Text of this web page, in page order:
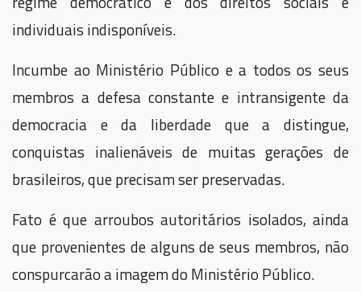
individuais indisponíveis.
Incumbe ao Ministério Público e a todos os seus
membros a defesa constante e intransigente da
democracia e da liberdade que a distingue,
conquistas inalienáveis de muitas gerações de
brasileiros, que precisam ser preservadas.
Fato é que arroubos autoritários isolados, ainda
que provenientes de alguns de seus membros, não
conspurcarão a imagem do Ministério Público.